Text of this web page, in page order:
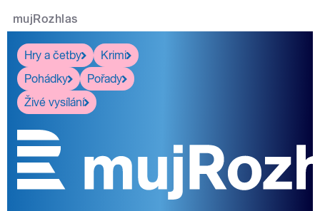
mujRozhlas
Hry a četby
Krimi
Pohádky
Pořady
Živé vysílání